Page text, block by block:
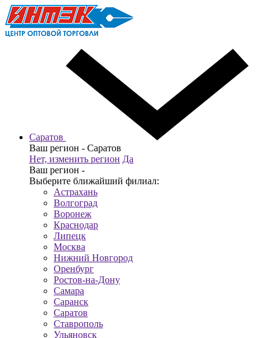
Саратов
Ваш регион - Саратов
Нет, изменить регион Да
Ваш регион -
Выберите ближайший филиал:
Астрахань
Волгоград
Воронеж
Краснодар
Липецк
Москва
Нижний Новгород
Оренбург
Ростов-на-Дону
Самара
Саранск
Саратов
Ставрополь
Ульяновск